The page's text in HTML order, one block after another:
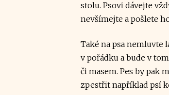
stolu. Psovi dávejte
nevšímejte a pošlete
Také na psa nemluvte
v pořádku a bude v
či masem. Pes by pak
zpestřit například psí